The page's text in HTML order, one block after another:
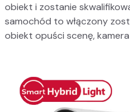
obiekt i zostanie
samochód to włączony
obiekt opuści scenę,